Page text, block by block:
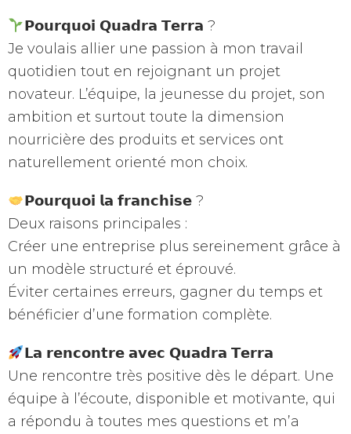
𝗣𝗼𝘂𝗿𝗾𝘂𝗼𝗶 𝗤𝘂𝗮𝗱𝗿𝗮 𝗧𝗲𝗿𝗿𝗮 ?
Je voulais allier une passion à mon travail
quotidien tout en rejoignant un projet
novateur. L’équipe, la jeunesse du projet, son
ambition et surtout toute la dimension
nourricière des produits et services ont
naturellement orienté mon choix.
𝗣𝗼𝘂𝗿𝗾𝘂𝗼𝗶 𝗹𝗮 𝗳𝗿𝗮𝗻𝗰𝗵𝗶𝘀𝗲 ?
Deux raisons principales :
Créer une entreprise plus sereinement grâce à
un modèle structuré et éprouvé.
Éviter certaines erreurs, gagner du temps et
bénéficier d’une formation complète.
𝗟𝗮 𝗿𝗲𝗻𝗰𝗼𝗻𝘁𝗿𝗲 𝗮𝘃𝗲𝗰 𝗤𝘂𝗮𝗱𝗿𝗮 𝗧𝗲𝗿𝗿𝗮
Une rencontre très positive dès le départ. Une
équipe à l’écoute, disponible et motivante, qui
a répondu à toutes mes questions et m’a